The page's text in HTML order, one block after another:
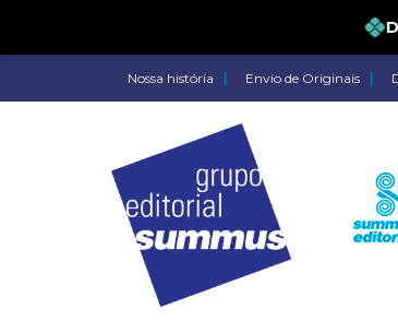
Nossa história Envio de Originais